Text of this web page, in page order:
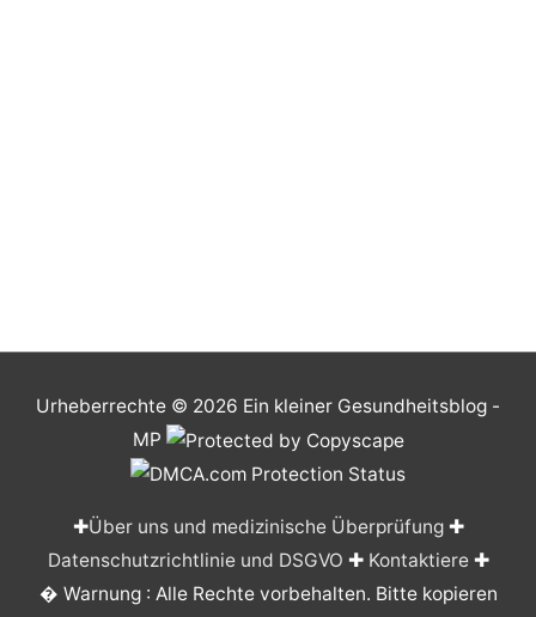
Urheberrechte © 2026 Ein kleiner Gesundheitsblog -
MP
✚Über uns und medizinische Überprüfung✚
Datenschutzrichtlinie und DSGVO ✚ Kontaktiere✚
� Warnung : Alle Rechte vorbehalten. Bitte kopieren